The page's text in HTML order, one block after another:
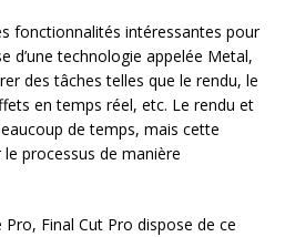
fonctionnalités intéressantes pour
d’une technologie appelée Metal,
des tâches telles que le rendu, le
en temps réel, etc. Le rendu et
de temps, mais cette
processus de manière
Pro, Final Cut Pro dispose de ce